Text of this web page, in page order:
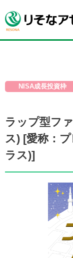
NISA成長投資枠
ラップ型フ
ス) [愛称：
ラス)]